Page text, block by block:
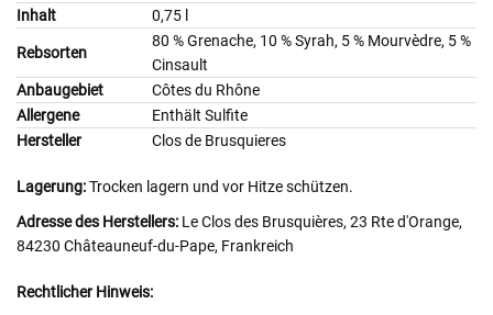
Inhalt 0,75 l
Rebsorten
80 % Grenache, 10 % Syrah, 5 % Mourvèdre, 5 %
Cinsault
Anbaugebiet
Côtes du Rhône
Allergene
Enthält Sulfite
Hersteller
Clos de Brusquieres
Lagerung:Trocken lagern und vor Hitze schützen.
Adresse des Herstellers: Le Clos des Brusquières, 23 Rte d'Orange,
84230 Châteauneuf-du-Pape, Frankreich
Rechtlicher Hinweis: